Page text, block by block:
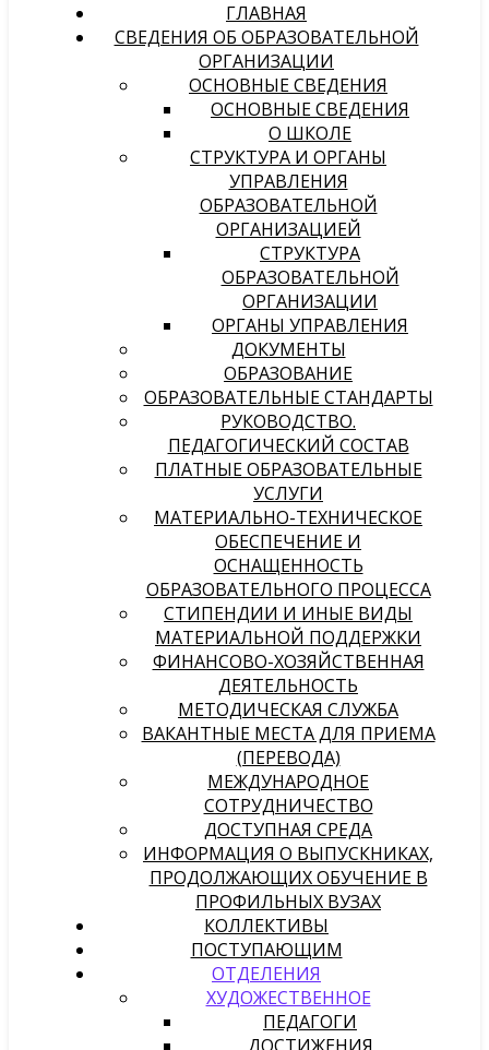
ГЛАВНАЯ
СВЕДЕНИЯ ОБ ОБРАЗОВАТЕЛЬНОЙ
ОРГАНИЗАЦИИ
ОСНОВНЫЕ СВЕДЕНИЯ
ОСНОВНЫЕ СВЕДЕНИЯ
О ШКОЛЕ
СТРУКТУРА И ОРГАНЫ
УПРАВЛЕНИЯ
ОБРАЗОВАТЕЛЬНОЙ
ОРГАНИЗАЦИЕЙ
СТРУКТУРА
ОБРАЗОВАТЕЛЬНОЙ
ОРГАНИЗАЦИИ
ОРГАНЫ УПРАВЛЕНИЯ
ДОКУМЕНТЫ
ОБРАЗОВАНИЕ
ОБРАЗОВАТЕЛЬНЫЕ СТАНДАРТЫ
РУКОВОДСТВО.
ПЕДАГОГИЧЕСКИЙ СОСТАВ
ПЛАТНЫЕ ОБРАЗОВАТЕЛЬНЫЕ
УСЛУГИ
МАТЕРИАЛЬНО-ТЕХНИЧЕСКОЕ
ОБЕСПЕЧЕНИЕ И
ОСНАЩЕННОСТЬ
ОБРАЗОВАТЕЛЬНОГО ПРОЦЕССА
СТИПЕНДИИ И ИНЫЕ ВИДЫ
МАТЕРИАЛЬНОЙ ПОДДЕРЖКИ
ФИНАНСОВО-ХОЗЯЙСТВЕННАЯ
ДЕЯТЕЛЬНОСТЬ
МЕТОДИЧЕСКАЯ СЛУЖБА
ВАКАНТНЫЕ МЕСТА ДЛЯ ПРИЕМА
(ПЕРЕВОДА)
МЕЖДУНАРОДНОЕ
СОТРУДНИЧЕСТВО
ДОСТУПНАЯ СРЕДА
ИНФОРМАЦИЯ О ВЫПУСКНИКАХ,
ПРОДОЛЖАЮЩИХ ОБУЧЕНИЕ В
ПРОФИЛЬНЫХ ВУЗАХ
КОЛЛЕКТИВЫ
ПОСТУПАЮЩИМ
ОТДЕЛЕНИЯ
ХУДОЖЕСТВЕННОЕ
ПЕДАГОГИ